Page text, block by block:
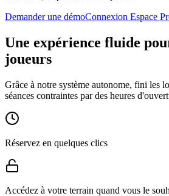
Demander une démoConnexion Espace
Une expérience fluide
joueurs
Grâce à notre système autonome, fini les
séances contraintes par des heures
Réservez en quelques clics
Accédez à votre terrain quand vous le